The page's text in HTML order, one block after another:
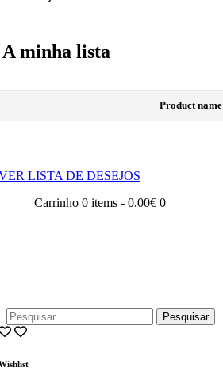
A minha lista
Product name
LISTA DE DESEJOS
Carrinho 0 items - 0.00€ 0
Pesquisar
por: